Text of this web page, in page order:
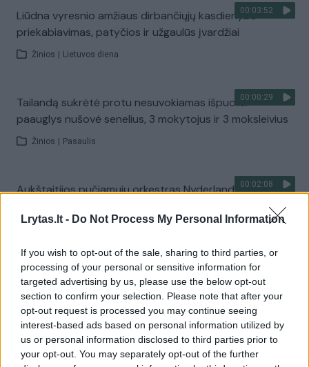
Lrytas.lt - Do Not Process My Personal Information
If you wish to opt-out of the sale, sharing to third parties, or
processing of your personal or sensitive information for
targeted advertising by us, please use the below opt-out
section to confirm your selection. Please note that after your
opt-out request is processed you may continue seeing
interest-based ads based on personal information utilized by
us or personal information disclosed to third parties prior to
your opt-out. You may separately opt-out of the further
00:03:52
Liūdna vyresnio amžiaus dirbančiųjų kasdienybė –
priekabiavimas, patyčios ir užgaulūs įvardžiai
Žinios Lietuvos diena
00:00:29
Tailandą sukrėtė protu nesuvokiamas išpuolis:
paauglys nušovė senelius, 3 mokytojus ir 3 moksleivius
Žinios Pasaulis
00:02:08
Aukštaitijos pučiamųjų orkestras Nyderlanduose
Visi įrašai
Žiūrimiausi įrašai